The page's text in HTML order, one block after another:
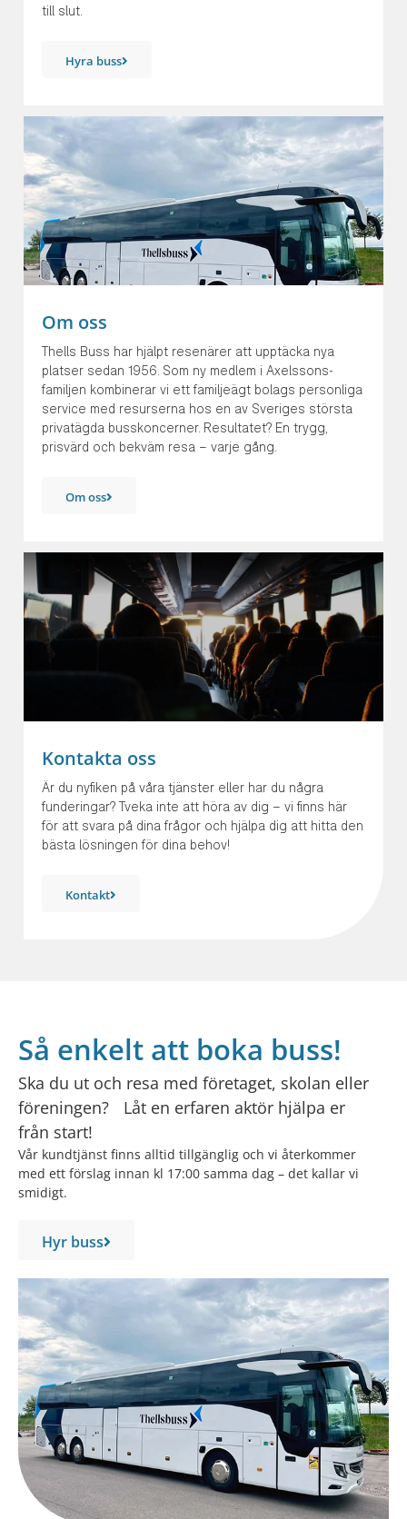
till slut.
Hyra buss
Om oss
Thells Buss har hjälpt resenärer att upptäcka nya
platser sedan 1956. Som ny medlem i Axelssons-
familjen kombinerar vi ett familjeägt bolags personliga
service med resurserna hos en av Sveriges största
privatägda busskoncerner. Resultatet? En trygg,
prisvärd och bekväm resa – varje gång.
Om oss
Kontakta oss
Är du nyfiken på våra tjänster eller har du några
funderingar? Tveka inte att höra av dig – vi finns här
för att svara på dina frågor och hjälpa dig att hitta den
bästa lösningen för dina behov!
Kontakt
Så enkelt att boka buss!
Ska du ut och resa med företaget, skolan eller
föreningen? Låt en erfaren aktör hjälpa er
från start!
Vår kundtjänst finns alltid tillgänglig och vi återkommer
med ett förslag innan kl 17:00 samma dag – det kallar vi
smidigt.
Hyr buss